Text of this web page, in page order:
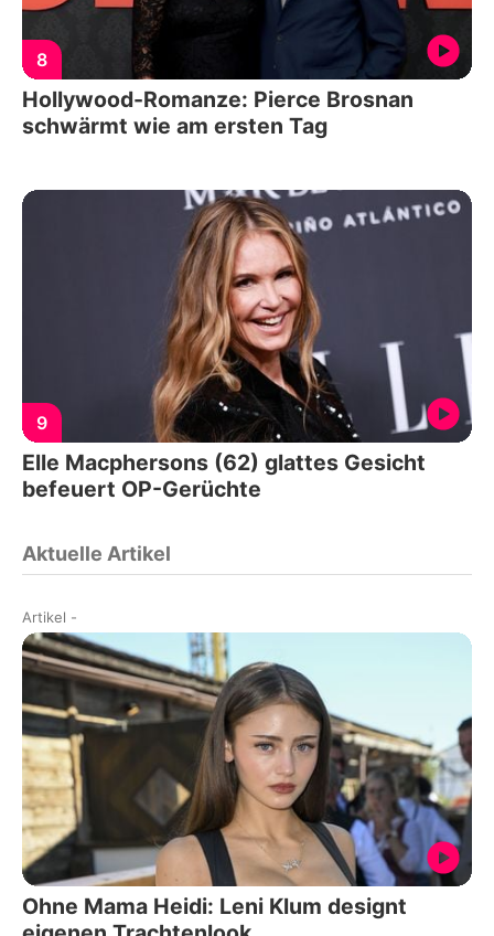
8
Hollywood-Romanze: Pierce Brosnan
schwärmt wie am ersten Tag
9
Elle Macphersons (62) glattes Gesicht
befeuert OP-Gerüchte
Aktuelle Artikel
Artikel -
Ohne Mama Heidi: Leni Klum designt